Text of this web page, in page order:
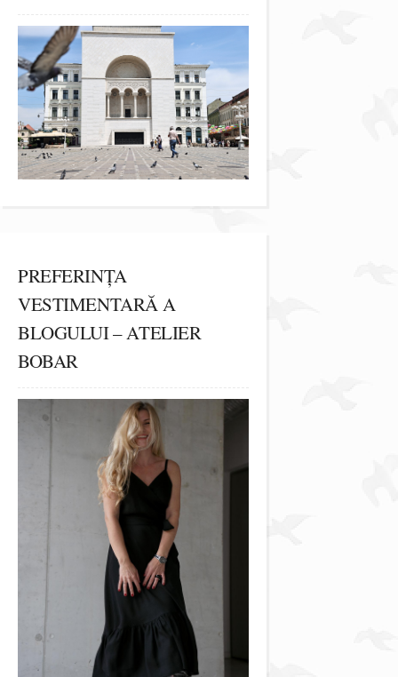
PREFERINȚA
VESTIMENTARĂ A
BLOGULUI – ATELIER
BOBAR